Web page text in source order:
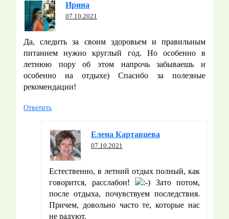
Ирина
07.10.2021
Да, следить за своим здоровьем и правильным
питанием нужно круглый год. Но особенно в
летнюю пору об этом напрочь забываешь и
особенно на отдыхе) Спасибо за полезные
рекомендации!
Ответить
Елена Картавцева
07.10.2021
Естественно, в летний отдых полный, как
говорится, расслабон!
Зато потом,
после отдыха, почувствуем последствия.
Причем, довольно часто те, которые нас
не радуют.